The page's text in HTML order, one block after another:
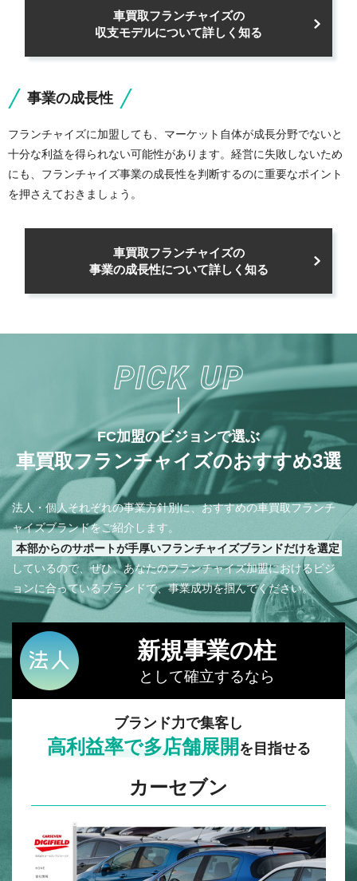
車買取フランチャイズの
収支モデルについて詳しく知る
事業の成長性
フランチャイズに加盟しても、マーケット自体が成長分野でないと
十分な利益を得られない可能性があります。経営に失敗しないため
にも、フランチャイズ事業の成長性を判断するのに重要なポイント
を押さえておきましょう。
車買取フランチャイズの
事業の成長性について詳しく知る
FC加盟のビジョンで選ぶ
車買取フランチャイズのおすすめ3選
法人・個人それぞれの事業方針別に、おすすめの車買取フランチ
ャイズブランドをご紹介します。
本部からのサポートが手厚いフランチャイズブランドだけを選定
しているので、ぜひ、あなたのフランチャイズ加盟におけるビジ
ョンに合っているブランドで、事業成功を掴んでください。
新規事業の柱
として確立するなら
ブランド力で集客し
高利益率で多店舗展開 を目指せる
カーセブン